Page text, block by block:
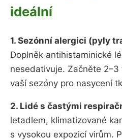
ideální
1. Sezónní alergici (pyly
Doplněk antihistaminické
nesedativuje. Začněte
vaší sezóny pro nasycení
2. Lidé s častými
letadlem, klimatizované
s vysokou expozicí virům.